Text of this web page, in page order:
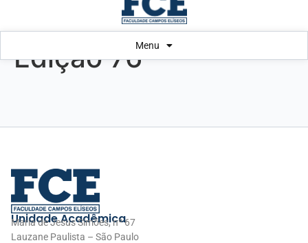
Menu
Edição 76
Unidade Acadêmica
Maria de Jesus Simões, nº 67
Lauzane Paulista – São Paulo